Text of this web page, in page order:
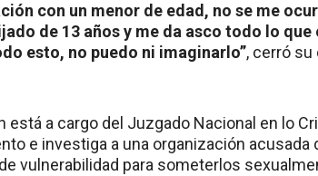
con un menor de edad, no se me
de 13 años y me da asco todo lo que
esto, no puedo ni imaginarlo”, cerró
a cargo del Juzgado Nacional en lo
e investiga a una organización
vulnerabilidad para someterlos